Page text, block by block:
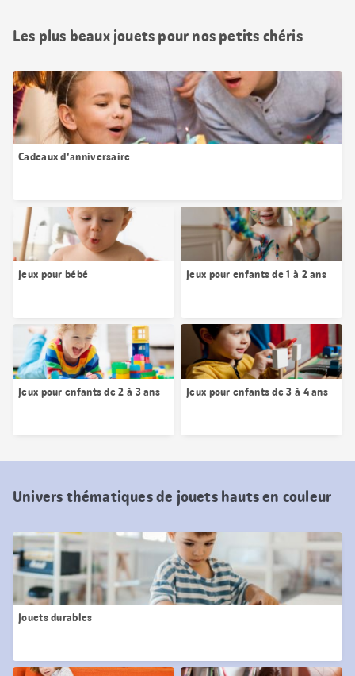
Les plus beaux jouets pour nos petits chéris
Cadeaux d'anniversaire
Jeux pour bébé Jeux pour enfants de 1 à 2 ans
Jeux pour enfants de 2 à 3 ans Jeux pour enfants de 3 à 4 ans
Univers thématiques de jouets hauts en couleur
Jouets durables